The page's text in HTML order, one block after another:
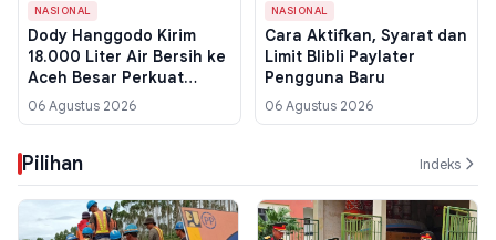
NASIONAL
Dody Hanggodo Kirim
18.000 Liter Air Bersih ke
Aceh Besar Perkuat
Ketahanan Air
06 Agustus 2026
NASIONAL
Cara Aktifkan, Syarat dan
Limit Blibli Paylater
Pengguna Baru
06 Agustus 2026
Pilihan Indeks